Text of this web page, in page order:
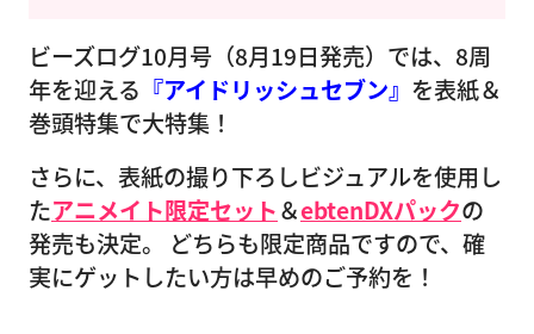
ビーズログ10月号（8月19日発売）では、8周
年を迎える 『アイドリッシュセブン』 を表紙＆
巻頭特集で大特集！
さらに、表紙の撮り下ろしビジュアルを使用し
たアニメイト限定セット＆ebtenDXパックの
発売も決定。 どちらも限定商品ですので、確
実にゲットしたい方は早めのご予約を！